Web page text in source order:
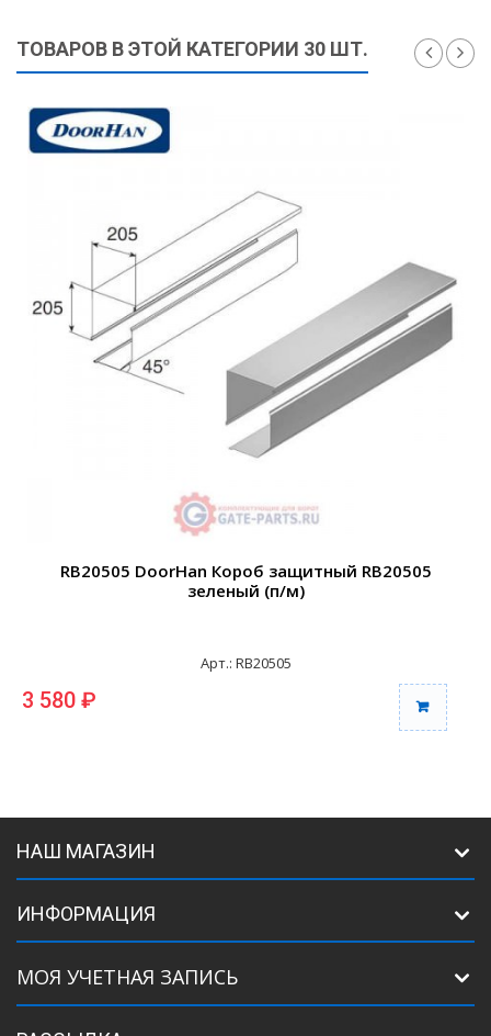
ТОВАРОВ В ЭТОЙ КАТЕГОРИИ 30 ШТ.
RB20505 DoorHan Короб защитный RB20505
зеленый (п/м)
Арт.: RB20505
3 580 ₽
НАШ МАГАЗИН
ИНФОРМАЦИЯ
МОЯ УЧЕТНАЯ ЗАПИСЬ